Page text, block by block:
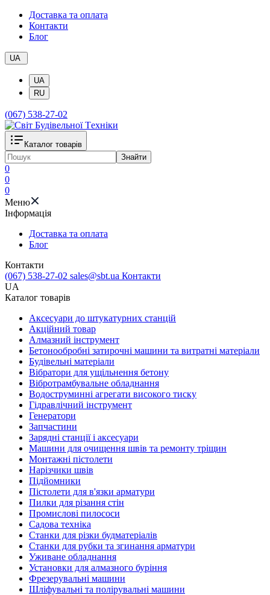
Доставка та оплата
Контакти
Блог
UA
UA
RU
(067) 538-27-02
Каталог товарів
Знайти
0
0
0
Меню
Iнформація
Доставка та оплата
Блог
Контакти
(067) 538-27-02 sales@sbt.ua Контакти
UA
Каталог товарів
Аксесуари до штукатурних станцій
Акційний товар
Алмазний інструмент
Бетонообробні затирочні машини та витратні матеріали
Будівельні матеріали
Вібратори для ущільнення бетону
Вібротрамбувальне обладнання
Водоструминні агрегати високого тиску
Гідравлічний інструмент
Генератори
Запчастини
Зарядні станції і аксесуари
Машини для очищення швів та ремонту тріщин
Монтажні пістолети
Нарізчики швів
Підйомники
Пістолети для в'язки арматури
Пилки для різання стін
Промислові пилососи
Садова техніка
Станки для різки будматеріалів
Станки для рубки та згинання арматури
Уживане обладнання
Установки для алмазного буріння
Фрезерувальні машини
Шліфувальні та полірувальні машини